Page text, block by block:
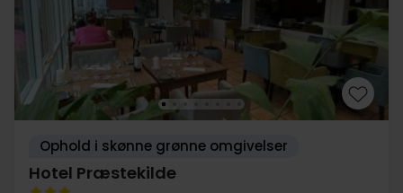
Ophold i skønne grønne omgivelser
Hotel Præstekilde